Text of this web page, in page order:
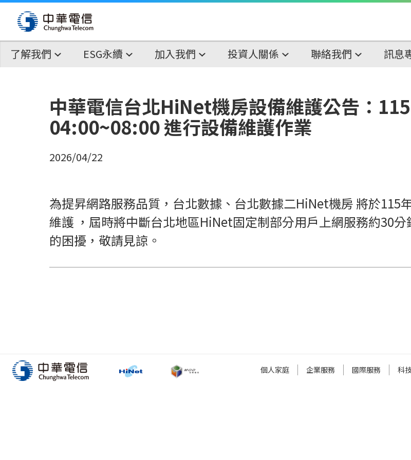
了解我們 ESG永續 加入我們 投資人關係 聯絡我們 訊息
中華電信台北HiNet機房設備維護公告：
04:00~08:00 進行設備維護作業
2026/04/22
為提昇網路服務品質，台北數據、台北數據二HiNet機房 將於115
維護 ，屆時將中斷台北地區HiNet固定制部分用戶上網服務約30
的困擾，敬請見諒。
個人家庭 企業服務 國際服務 科